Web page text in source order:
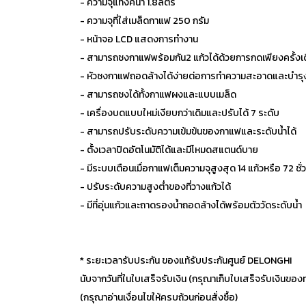
- ความจุที่ใส่เมล็ดกาแฟ 250 กรัม
- หน้าจอ LCD แสดงการทำงาน
- สามารถชงกาแฟพร้อมกัน2 แก้วได้ด้วยการกดเพียงครั้ง
- หัวชงกาแฟถอดล้างได้ง่ายต่อการทำความสะอาดและบำ
- สามารถชงได้ทั้งกาแฟผงและแบบเมล็ด
- เครื่องบดแบบใหม่เงียบกว่าเดิมและปรับได้ 7 ระดับ
- สามารถปรับระดับความเข้มข้นของกาแฟและระดับน้ำได้
- ตั้งเวลาปิดอัตโนมัติได้และมีโหมดสแตนด์บาย
- มีระบบเตือนเมื่อกาแฟเต็มความจุสูงสุด 14 แก้วหรือ 72 ชั่
- ปรับระดับความสูงต่ำของที่วางแก้วได้
- มีที่อุ่นแก้วและถาดรองน้ำถอดล้างได้พร้อมตัววัดระดับน้ำ
* ระยะเวลารับประกัน ของแท้รับประกันศูนย์ DELONGHI
นับจากวันที่ในใบเสร็จรับเงิน (กรุณาเก็บใบเสร็จรับเงินของ
(กรุณาอ่านเงื่อนไขให้ครบถ้วนก่อนสั่งซื้อ)